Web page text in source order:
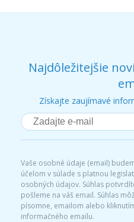
Najdôležitejšie
Získajte zaujímavé
Vaše osobné údaje (email)
účelom v súlade s platnou
osobných údajov. Súhlas
pošleme na váš email. Súhlas
písomne, emailom alebo
informačného emailu.